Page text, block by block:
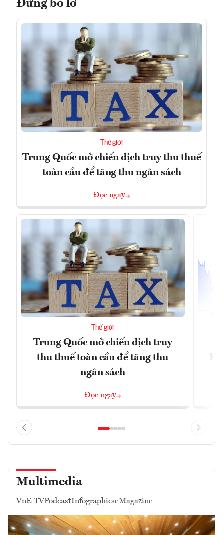
Đừng bỏ lỡ
Thế giới
Trung Quốc mở chiến dịch truy thu thuế
toàn cầu để tăng thu ngân sách
Đọc ngay
Thế giới
Trung Quốc mở chiến dịch truy
thu thuế toàn cầu để tăng thu
ngân sách
Đọc ngay
Multimedia
VnE TVPodcastInfographicseMagazine